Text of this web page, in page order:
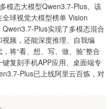
模态大模型Qwen3.7-Plus。该
球视觉大模型榜单 Vision
Plus实现了多模态混合
频，还能深度推理、自我编
将“看、想、写、做、验”整合
复刻手机APP应用、桌面端专
Plus已上线阿里云百炼，对